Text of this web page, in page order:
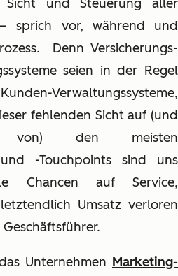
und Steuerung aller
sprich vor, während und
Denn Versicherungs-
seien in der Regel
Verwaltungssysteme,
fehlenden Sicht auf (und
von) den meisten
-Touchpoints sind uns
Chancen auf Service,
Umsatz verloren
Unternehmen Marketing-